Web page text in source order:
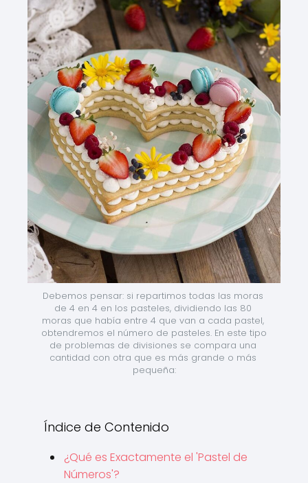
Debemos pensar: si repartimos todas las moras
de 4 en 4 en los pasteles, dividiendo las 80
moras que había entre 4 que van a cada pastel,
obtendremos el número de pasteles. En este tipo
de problemas de divisiones se compara una
cantidad con otra que es más grande o más
pequeña:
Índice de Contenido
¿Qué es Exactamente el 'Pastel de
Números'?